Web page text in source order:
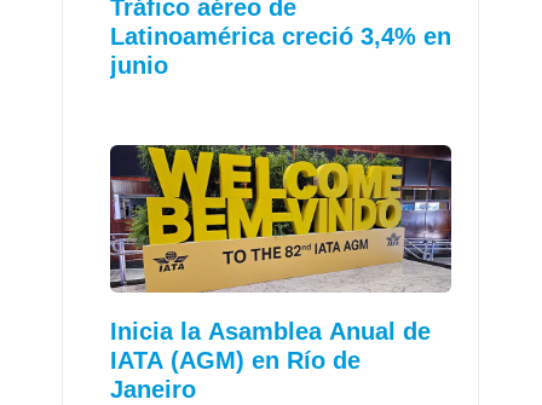
Tráfico aéreo de
Latinoamérica creció 3,4% en
junio
Inicia la Asamblea Anual de
IATA (AGM) en Río de
Janeiro